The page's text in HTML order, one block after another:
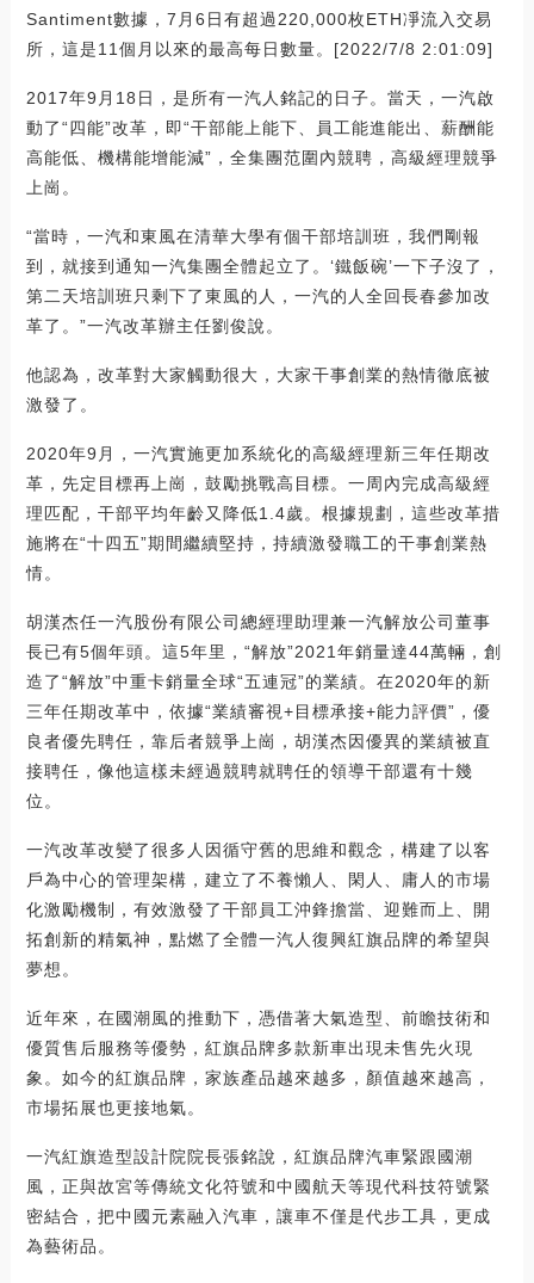
Santiment數據，7月6日有超過220,000枚ETH凈流入交易
所，這是11個月以來的最高每日數量。[2022/7/8 2:01:09]
2017年9月18日，是所有一汽人銘記的日子。當天，一汽啟
動了“四能”改革，即“干部能上能下、員工能進能出、薪酬能
高能低、機構能增能減”，全集團范圍內競聘，高級經理競爭
上崗。
“當時，一汽和東風在清華大學有個干部培訓班，我們剛報
到，就接到通知一汽集團全體起立了。‘鐵飯碗’一下子沒了，
第二天培訓班只剩下了東風的人，一汽的人全回長春參加改
革了。”一汽改革辦主任劉俊說。
他認為，改革對大家觸動很大，大家干事創業的熱情徹底被
激發了。
2020年9月，一汽實施更加系統化的高級經理新三年任期改
革，先定目標再上崗，鼓勵挑戰高目標。一周內完成高級經
理匹配，干部平均年齡又降低1.4歲。根據規劃，這些改革措
施將在“十四五”期間繼續堅持，持續激發職工的干事創業熱
情。
胡漢杰任一汽股份有限公司總經理助理兼一汽解放公司董事
長已有5個年頭。這5年里，“解放”2021年銷量達44萬輛，創
造了“解放”中重卡銷量全球“五連冠”的業績。在2020年的新
三年任期改革中，依據“業績審視+目標承接+能力評價”，優
良者優先聘任，靠后者競爭上崗，胡漢杰因優異的業績被直
接聘任，像他這樣未經過競聘就聘任的領導干部還有十幾
位。
一汽改革改變了很多人因循守舊的思維和觀念，構建了以客
戶為中心的管理架構，建立了不養懶人、閑人、庸人的市場
化激勵機制，有效激發了干部員工沖鋒擔當、迎難而上、開
拓創新的精氣神，點燃了全體一汽人復興紅旗品牌的希望與
夢想。
近年來，在國潮風的推動下，憑借著大氣造型、前瞻技術和
優質售后服務等優勢，紅旗品牌多款新車出現未售先火現
象。如今的紅旗品牌，家族產品越來越多，顏值越來越高，
市場拓展也更接地氣。
一汽紅旗造型設計院院長張銘說，紅旗品牌汽車緊跟國潮
風，正與故宮等傳統文化符號和中國航天等現代科技符號緊
密結合，把中國元素融入汽車，讓車不僅是代步工具，更成
為藝術品。